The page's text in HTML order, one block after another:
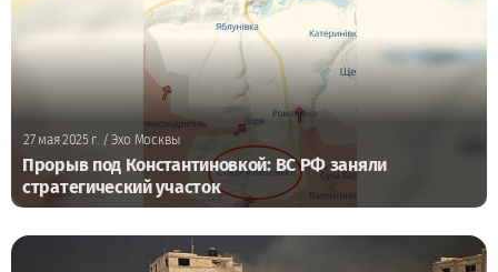
27 мая 2025 г./ Эхо Москвы
Прорыв под Константиновкой: ВС РФ заняли
стратегический участок